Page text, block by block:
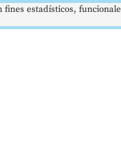
estadísticos,